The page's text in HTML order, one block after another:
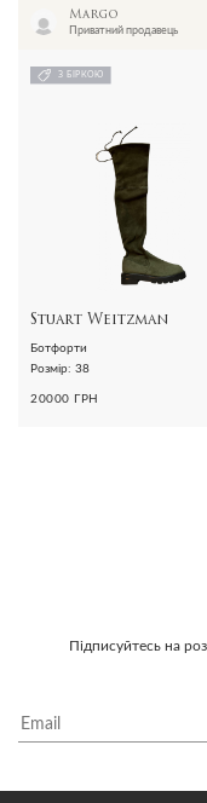
Margo
Приватний продавець
З БІРКОЮ
Stuart Weitzman
Ботфорти
Розмір: 38
20000 ГРН
Підписуйтесь на